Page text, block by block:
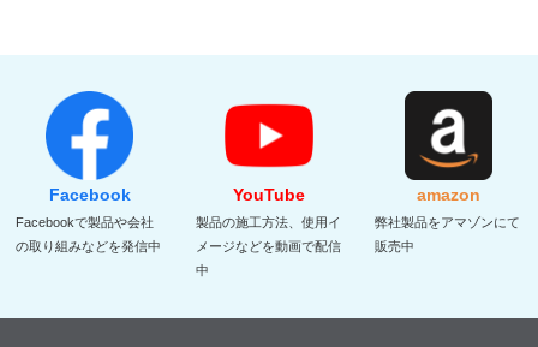
Facebook
Facebookで製品や会社
の取り組みなどを発信中
YouTube
製品の施工方法、使用イ
メージなどを動画で配信
中
amazon
弊社製品をアマゾンにて
販売中